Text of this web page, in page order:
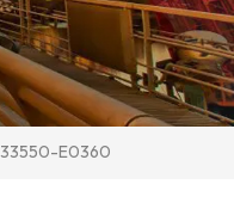
33550-E0360